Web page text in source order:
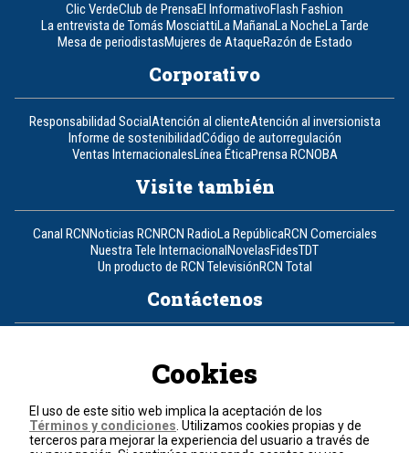
Clic VerdeClub de PrensaEl InformativoFlash Fashion
La entrevista de Tomás MosciattiLa MañanaLa NocheLa Tarde
Mesa de periodistasMujeres de AtaqueRazón de Estado
Corporativo
Responsabilidad SocialAtención al clienteAtención al inversionista
Informe de sostenibilidadCódigo de autorregulación
Ventas InternacionalesLínea ÉticaPrensa RCNOBA
Visite también
Canal RCNNoticias RCNRCN RadioLa RepúblicaRCN Comerciales
Nuestra Tele InternacionalNovelasFidesTDT
Un producto de RCN TelevisiónRCN Total
Contáctenos
Política de cookies
Términos y condiciones
Cookies
El uso de este sitio web implica la aceptación de los
Términos y condiciones . Utilizamos cookies propias y de
terceros para mejorar la experiencia del usuario a través de